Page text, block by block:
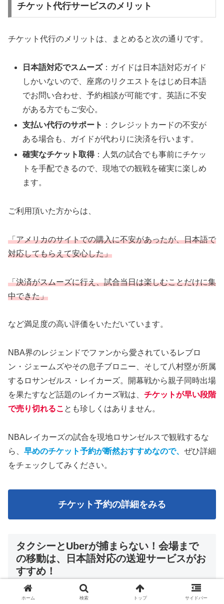
チケット代行サービスのメリット
チケット代行のメリットは、まとめると次の通りです。
日本語対応でスムーズ：ガイドは日本語対応ガイド
しかいないので、座席のリクエストをはじめ日本語
でお問い合わせ、予約相談が可能です。英語に不安
がある方でもご安心。
支払い代行のサポート ：クレジットカードの不安が
ある場合も、ガイドが代わりに決済を行います。
確実なチケット取得：人気の試合でも事前にチケッ
トを手配できるので、現地での観戦を確実に楽しめ
ます。
ご利用頂いた方からは、
「アメリカのサイトでの購入に不安があったが、日本語で
対応してもらえて安心した」
「決済がスムーズに行え、試合当日は楽しむことだけに集
中できた」
など満足度の高い評価をいただいています。
NBA界のレジェンドでファンから愛されているレブロ
ン・ジェームズやその息子ブロニー、そして八村塁が所属
するロサンゼルス・レイカーズ。開幕戦から親子同時出場
を果たすなど話題のレイカーズ戦は、 チケットが早い段階
で売り切れるこ とも珍しくはありません。
NBAレイカーズの試合を現地ロサンゼルスで観戦するな
ら、 早めのチケット予約が断然おすすめなので、 ぜひ詳細
をチェックしてみください。
チケット予約の詳細をみる
タクシーとUberが捕まらない！会場まで
の移動は、日本語対応の送迎サービスがお
すすめ！
ホーム 検索 トップ サイドバー